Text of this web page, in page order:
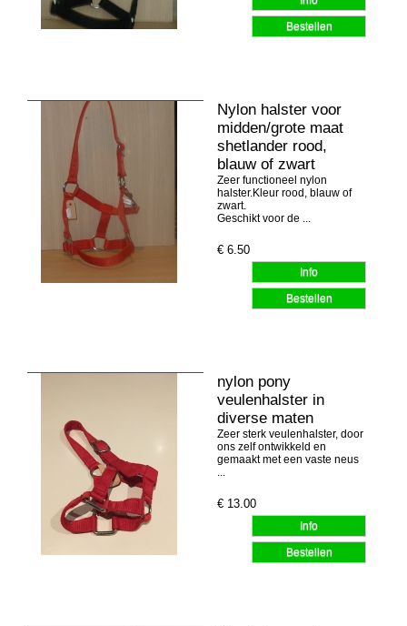
Nylon halster voor
midden/grote maat
shetlander rood,
blauw of zwart
Zeer functioneel nylon
halster.Kleur rood, blauw of
zwart.
Geschikt voor de ...
€ 6.50
nylon pony
veulenhalster in
diverse maten
Zeer sterk veulenhalster, door
ons zelf ontwikkeld en
gemaakt met een vaste neus
...
€ 13.00